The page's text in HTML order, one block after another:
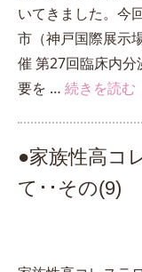
いてきました。今
市（神戸国際展示
催 第27回臨床内
要を … 続きを読む
●家族性高コ
て･･その(9)